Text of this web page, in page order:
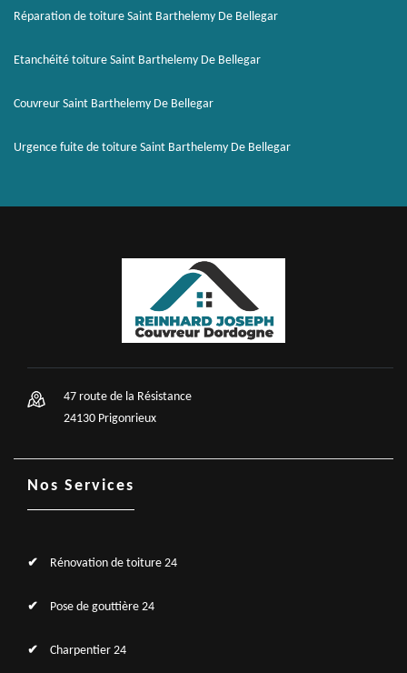
Réparation de toiture Saint Barthelemy De Bellegar
Etanchéité toiture Saint Barthelemy De Bellegar
Couvreur Saint Barthelemy De Bellegar
Urgence fuite de toiture Saint Barthelemy De Bellegar
47 route de la Résistance
24130 Prigonrieux
Nos Services
Rénovation de toiture 24
Pose de gouttière 24
Charpentier 24